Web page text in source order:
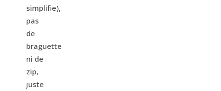
simplifie),
pas
de
braguette
ni de
zip,
juste